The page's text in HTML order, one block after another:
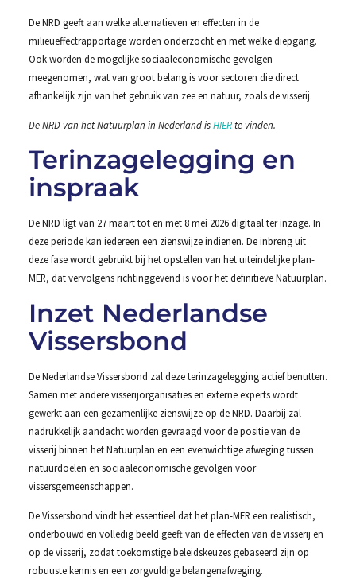
De NRD geeft aan welke alternatieven en effecten in de
milieueffectrapportage worden onderzocht en met welke diepgang.
Ook worden de mogelijke sociaaleconomische gevolgen
meegenomen, wat van groot belang is voor sectoren die direct
afhankelijk zijn van het gebruik van zee en natuur, zoals de visserij.
De NRD van het Natuurplan in Nederland isHIERte vinden.
Terinzagelegging en
inspraak
De NRD ligt van 27 maart tot en met 8 mei 2026 digitaal ter inzage. In
deze periode kan iedereen een zienswijze indienen. De inbreng uit
deze fase wordt gebruikt bij het opstellen van het uiteindelijke plan-
MER, dat vervolgens richtinggevend is voor het definitieve Natuurplan.
Inzet Nederlandse
Vissersbond
De Nederlandse Vissersbond zal deze terinzagelegging actief benutten.
Samen met andere visserijorganisaties en externe experts wordt
gewerkt aan een gezamenlijke zienswijze op de NRD. Daarbij zal
nadrukkelijk aandacht worden gevraagd voor de positie van de
visserij binnen het Natuurplan en een evenwichtige afweging tussen
natuurdoelen en sociaaleconomische gevolgen voor
vissersgemeenschappen.
De Vissersbond vindt het essentieel dat het plan-MER een realistisch,
onderbouwd en volledig beeld geeft van de effecten van de visserij en
op de visserij, zodat toekomstige beleidskeuzes gebaseerd zijn op
robuuste kennis en een zorgvuldige belangenafweging.